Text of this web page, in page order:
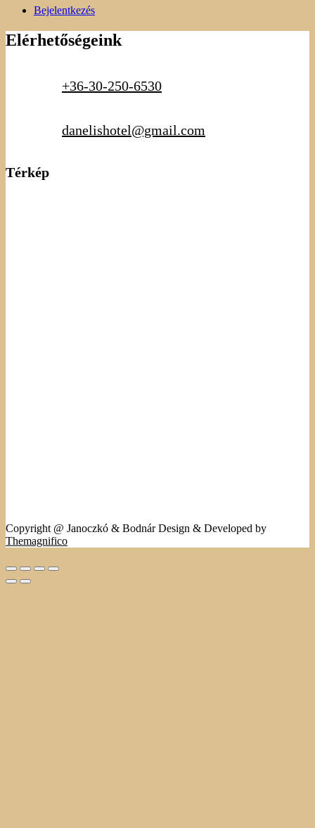
Bejelentkezés
Elérhetőségeink
+36-30-250-6530
danelishotel@gmail.com
Térkép
Copyright @ Janoczkó & BodnárDesign & Developed by
Themagnifico